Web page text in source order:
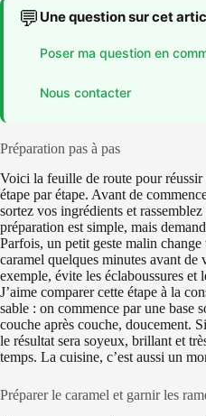
💬 Une question sur cet
Poser ma question en
Nous contacter
Préparation pas à pas
Voici la feuille de route pour réussir
étape par étape. Avant de
sortez vos ingrédients et
préparation est simple, mais
Parfois, un petit geste malin
caramel quelques minutes avant de
exemple, évite les éclaboussures et
J’aime comparer cette étape à la
sable : on commence par une base
couche après couche, doucement.
le résultat sera soyeux, brillant et
temps. La cuisine, c’est aussi un
Préparer le caramel et garnir les